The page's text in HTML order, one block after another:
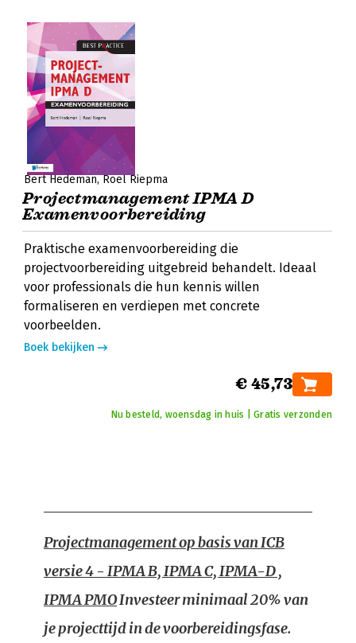
Bert Hedeman Roel Riepma
Projectmanagement IPMA D
Examenvoorbereiding
Praktische examenvoorbereiding die
projectvoorbereiding uitgebreid behandelt. Ideaal
voor professionals die hun kennis willen
formaliseren en verdiepen met concrete
voorbeelden.
Boek bekijken
€ 45,73
Nu besteld, woensdag in huis | Gratis verzonden
Projectmanagement op basis van ICB
versie 4 - IPMA B, IPMA C, IPMA-D ,
IPMA PMOInvesteer minimaal 20% van
je projecttijd in de voorbereidingsfase.